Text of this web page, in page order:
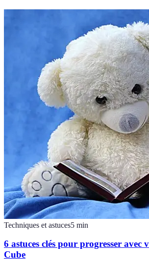
Techniques et astuces5 min
6 astuces clés pour progresser avec
Cube